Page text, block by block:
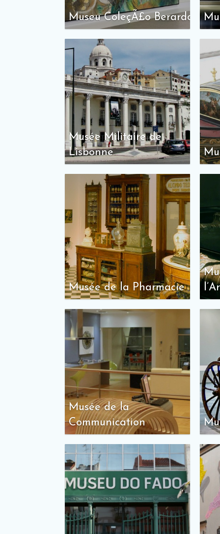
Museu ColeçÃ£o Berardo
Musée Militaire de
Lisbonne
Musée de la Pharmacie
Musée de la
Communication